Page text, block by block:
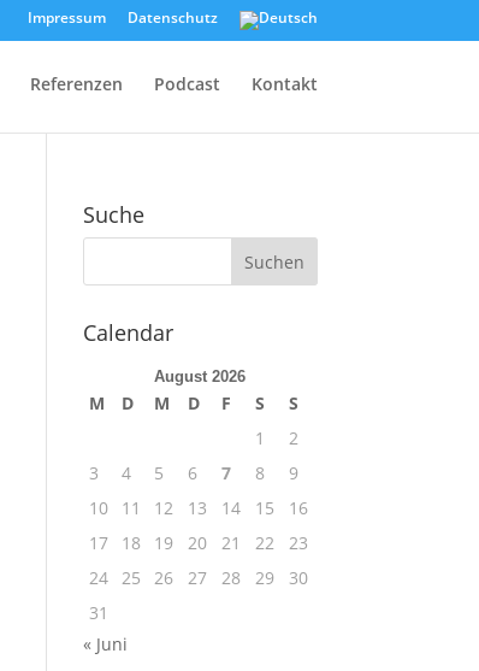
Impressum Datenschutz
Referenzen Podcast Kontakt
Suche
Calendar
August 2026
M D M D F S
S
1
2
3
4 5 6 7 8
9
10
11 12 13 14 15
16
17
18 19 20 21 22
23
24 25 26 27 28 29
30
31
« Juni